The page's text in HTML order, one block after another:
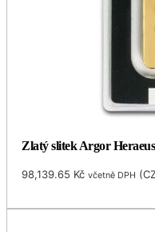
Zlatý slitek Argor
98,139.65 Kč včetně DPH (